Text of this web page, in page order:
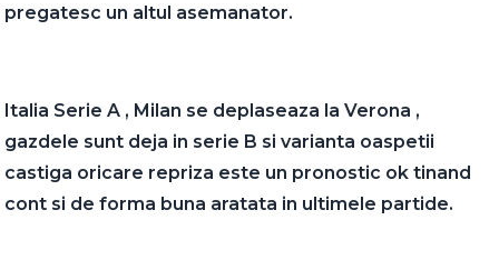
pregatesc un altul asemanator.
Italia Serie A , Milan se deplaseaza la Verona ,
gazdele sunt deja in serie B si varianta oaspetii
castiga oricare repriza este un pronostic ok tinand
cont si de forma buna aratata in ultimele partide.